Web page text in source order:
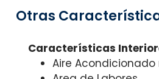
Otras
Características
Aire Acondicionado